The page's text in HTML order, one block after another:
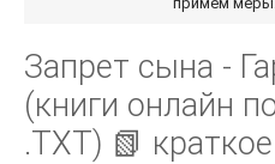
Запрет сына -
(книги онлайн
.TXT) 📗